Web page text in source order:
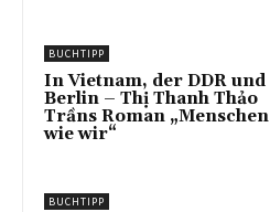
BUCHTIPP
In Vietnam, der DDR und
Berlin – Thị Thanh Thảo
Trầns Roman „Menschen
wie wir“
BUCHTIPP